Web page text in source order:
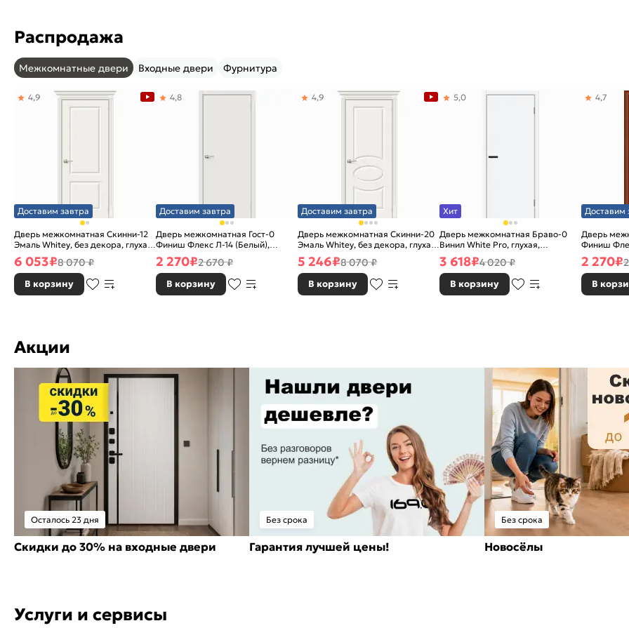
Распродажа
Межкомнатные двери Входные двери Фурнитура
Доставим завтра
Дверь межкомнатная Скинни-12
Эмаль Whitey, без декора, глухая,
без стекла, без кромки, скиновая
4,9
6 053₽8 070 ₽
В корзину
Доставим завтра
Дверь межкомнатная Гост-0
Финиш Флекс Л-14 (Белый),
глухая, каркасно-щитовая
4,8
2 270₽2 670 ₽
В корзину
Доставим завтра
Дверь межкомнатная Скинни-20
Эмаль Whitey, без декора, глухая,
без стекла, без кромки, скиновая
4,9
5 246₽8 070 ₽
В корзину
Хит
Дверь межкомнатная Браво-0
Винил White Pro, глухая,
каркасно-щитовая
5,0
3 618₽4 020 ₽
В корзину
Доставим
Дверь
Финиш
Л-11
каркасно-
4,7
2 270₽
В
Акции
Осталось 23 дня
Скидки до 30% на входные двери
Без срока
Гарантия лучшей цены!
Без срока
Новосёлы
Услуги и сервисы